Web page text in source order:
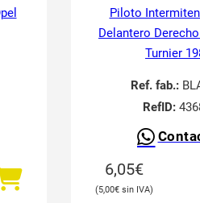
Piloto
Delantero
Turnier
Ref. fab.:
RefID:
6,05€
5,00€